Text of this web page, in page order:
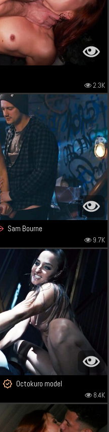
2.3K
Sam Bourne
9.7K
Octokuro model
8.4K